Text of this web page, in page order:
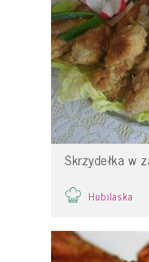
Skrzydełka w
Hubilaska